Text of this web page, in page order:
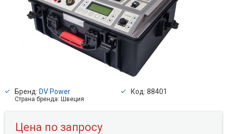
Бренд: DV Power
Страна бренда: Швеция
Код: 88401
Цена по запросу